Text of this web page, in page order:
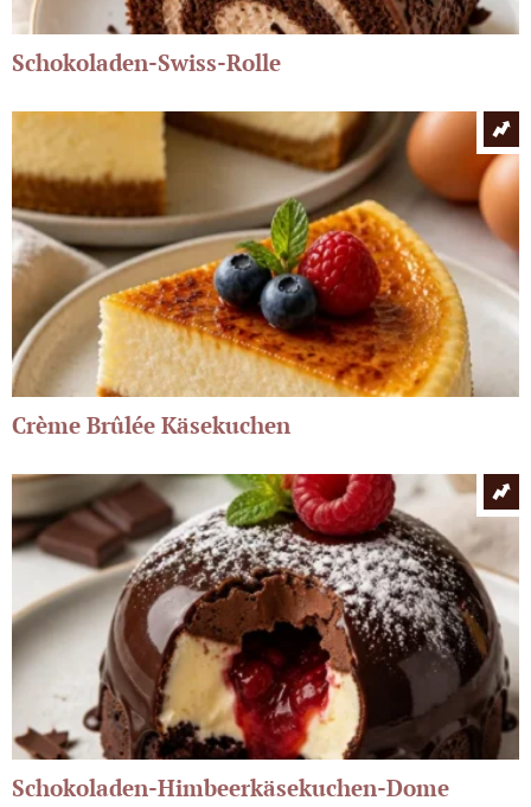
Schokoladen-Swiss-Rolle
Crème Brûlée Käsekuchen
Schokoladen-Himbeerkäsekuchen-Dome